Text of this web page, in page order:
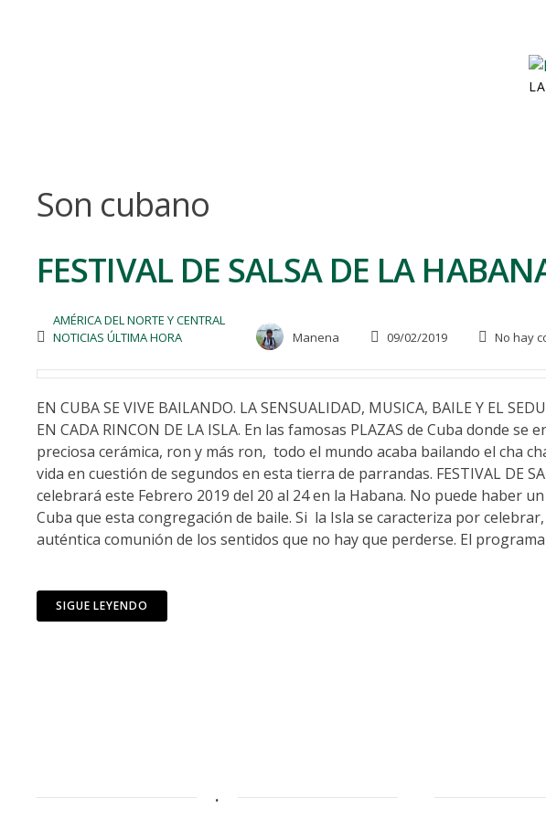
Son cubano
FESTIVAL DE SALSA DE LA
AMÉRICA DEL NORTE Y CENTRAL
NOTICIAS ÚLTIMA HORA
Manena 09/02/2019 No hay
EN CUBA SE VIVE BAILANDO. LA SENSUALIDAD, MUSICA, BAILE Y EL
EN CADA RINCON DE LA ISLA. En las famosas PLAZAS de Cuba donde
preciosa cerámica, ron y más ron, todo el mundo acaba bailando el cha
vida en cuestión de segundos en esta tierra de parrandas. FESTIVAL DE
celebrará este Febrero 2019 del 20 al 24 en la Habana. No puede haber
Cuba que esta congregación de baile. Si la Isla se caracteriza por
auténtica comunión de los sentidos que no hay que perderse. El
SIGUE LEYENDO
.